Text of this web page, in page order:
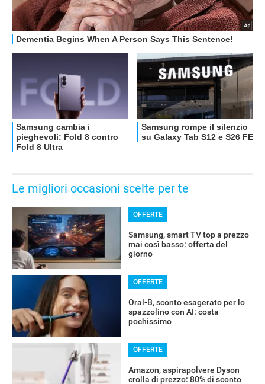
Le migliori occasioni scelte per te
OFFERTE
Samsung, smart TV top a prezzo
mai così basso: offerta del
giorno
OFFERTE
Oral-B, sconto esagerato per lo
spazzolino con AI: costa
pochissimo
OFFERTE
Amazon, aspirapolvere Dyson
crolla di prezzo: 80% di sconto